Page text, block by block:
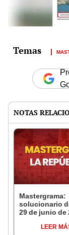
NOTAS
Mastergrama:
solucionario
29 de junio de
LEER